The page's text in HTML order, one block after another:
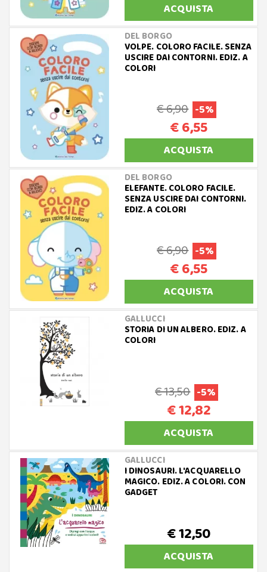
ACQUISTA
DEL BORGO
VOLPE. COLORO FACILE. SENZA
USCIRE DAI CONTORNI. EDIZ. A
COLORI
€ 6,90 -5%
€ 6,55
ACQUISTA
DEL BORGO
ELEFANTE. COLORO FACILE.
SENZA USCIRE DAI CONTORNI.
EDIZ. A COLORI
€ 6,90 -5%
€ 6,55
ACQUISTA
GALLUCCI
STORIA DI UN ALBERO. EDIZ. A
COLORI
€ 13,50 -5%
€ 12,82
ACQUISTA
GALLUCCI
I DINOSAURI. L'ACQUARELLO
MAGICO. EDIZ. A COLORI. CON
GADGET
€ 12,50
ACQUISTA